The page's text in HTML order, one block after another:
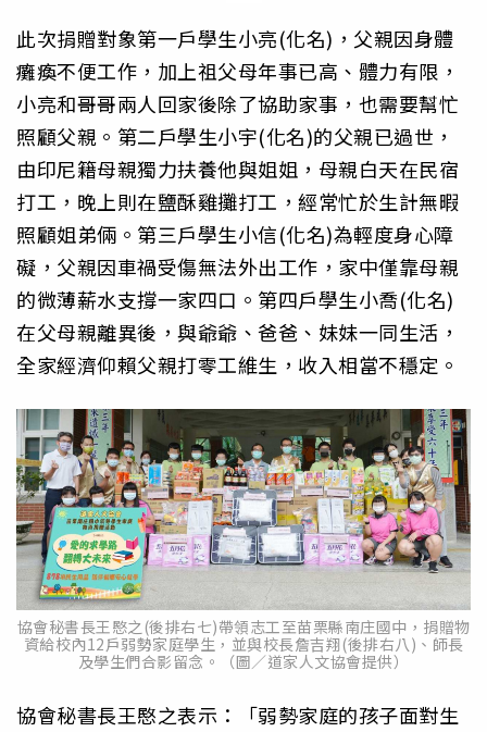
此次捐贈對象第一戶學生小亮(化名)，父親因身體
癱瘓不便工作，加上祖父母年事已高、體力有限，
小亮和哥哥兩人回家後除了協助家事，也需要幫忙
照顧父親。第二戶學生小宇(化名)的父親已過世，
由印尼籍母親獨力扶養他與姐姐，母親白天在民宿
打工，晚上則在鹽酥雞攤打工，經常忙於生計無暇
照顧姐弟倆。第三戶學生小信(化名)為輕度身心障
礙，父親因車禍受傷無法外出工作，家中僅靠母親
的微薄薪水支撐一家四口。第四戶學生小喬(化名)
在父母親離異後，與爺爺、爸爸、妹妹一同生活，
全家經濟仰賴父親打零工維生，收入相當不穩定。
協會秘書長王愍之(後排右七)帶領志工至苗栗縣南庄國中，捐贈物
資給校內12戶弱勢家庭學生，並與校長詹吉翔(後排右八)、師長
及學生們合影留念。（圖／道家人文協會提供）
協會秘書長王愍之表示：「弱勢家庭的孩子面對生